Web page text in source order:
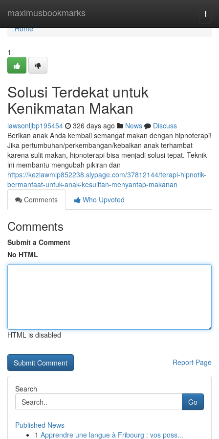
maximusbookmarks
Home
Home
1
Solusi Terdekat untuk
Kenikmatan Makan
lawsonljbp195454 326 days ago News
Discuss
Berikan anak Anda kembali semangat makan dengan hipnoterapi!
Jika pertumbuhan/perkembangan/kebaikan anak terhambat
karena sulit makan, hipnoterapi bisa menjadi solusi tepat. Teknik
ini membantu mengubah pikiran dan
https://keziawmlp852238.slypage.com/37812144/terapi-hipnotik-
bermanfaat-untuk-anak-kesulitan-menyantap-makanan
Comments
Who Upvoted
Comments
Submit a Comment
No HTML
HTML is disabled
Report Page
Search
Go
Published News
1 Apprendre une langue à Fribourg : vos poss...